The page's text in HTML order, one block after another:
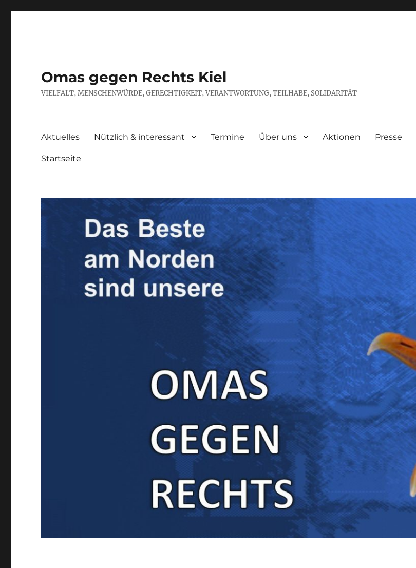
Omas gegen Rechts Kiel
VIELFALT, MENSCHENWÜRDE, GERECHTIGKEIT, VERANTWORTUNG, TEILHABE, SOLIDARITÄT
Aktuelles Nützlich & interessant Termine Über uns Aktionen Presse
Startseite